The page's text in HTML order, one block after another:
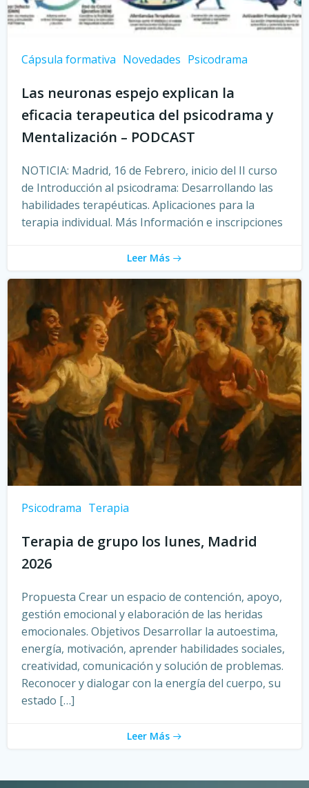
Cápsula formativa Novedades Psicodrama
Las neuronas espejo explican la
eficacia terapeutica del psicodrama y
Mentalización – PODCAST
NOTICIA: Madrid, 16 de Febrero, inicio del II curso
de Introducción al psicodrama: Desarrollando las
habilidades terapéuticas. Aplicaciones para la
terapia individual. Más Información e inscripciones
Leer Más
Psicodrama Terapia
Terapia de grupo los lunes, Madrid
2026
Propuesta Crear un espacio de contención, apoyo,
gestión emocional y elaboración de las heridas
emocionales. Objetivos Desarrollar la autoestima,
energía, motivación, aprender habilidades sociales,
creatividad, comunicación y solución de problemas.
Reconocer y dialogar con la energía del cuerpo, su
estado […]
Leer Más